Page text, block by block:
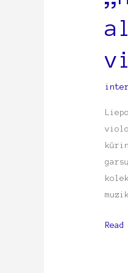
–
Ryčio